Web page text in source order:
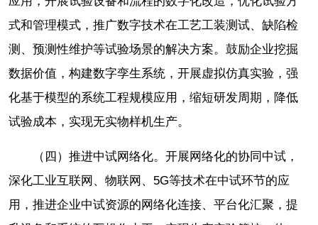
式和管理模式，推广数字技术在工艺工装测试、缺陷检
测、预测性维护等试验场景的解决方案。鼓励企业挖掘
数据价值，构建数字孪生系统，开展虚拟仿真实验，强
化基于模型的系统工程规模应用，缩短研发周期，降低
试验成本，实现无实物样机生产。
（四）推进中试网络化。开展网络化的协同中试，
深化工业互联网、物联网、5G等技术在中试环节的应
用，推进企业中试资源的网络化连接、平台化汇聚，提